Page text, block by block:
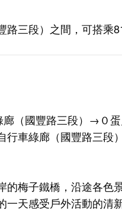
三段）之間，可搭乘
廊（國豐路三段）→
車綠廊（國豐路三段
梅子鐵橋，沿途各色
一天感受戶外活動的清